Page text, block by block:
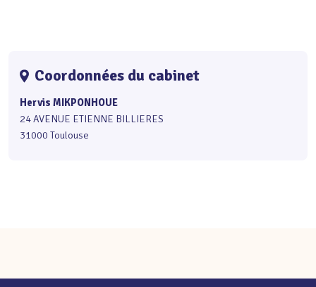
Coordonnées du cabinet
Hervis MIKPONHOUE
24 AVENUE ETIENNE BILLIERES
31000 Toulouse